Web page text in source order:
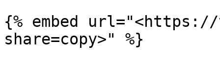
{% embed url="<https://
share=copy>" %}